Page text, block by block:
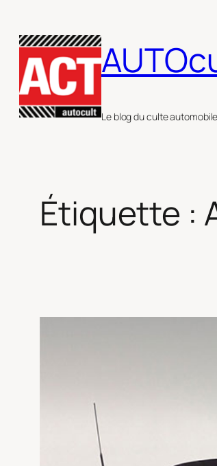
au
contenu
Le blog du culte
Étiquette :